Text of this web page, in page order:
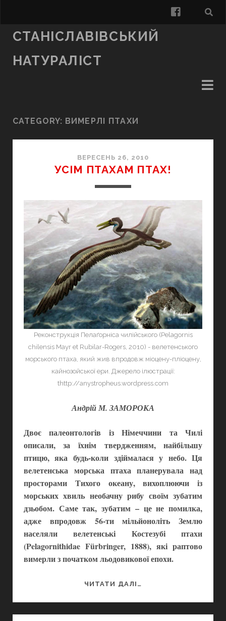
facebook
СТАНІСЛАВІВСЬКИЙ
НАТУРАЛІСТ
CATEGORY: ВИМЕРЛІ ПТАХИ
ВЕРЕСЕНЬ 26, 2010
УСІМ ПТАХАМ ПТАХ!
Реконструкція Пелаґорніса чилійського (Pelagornis
chilensis Mayr et Rubilar-Rogers, 2010) - велетенського
морського птаха, який жив впродовж міоцену-пліоцену,
кайнозойської ери. Джерело ілюстрації:
thttp://anystropheus.wordpress.com
Андрій М. ЗАМОРОКА
Двоє палеонтологів із Німеччини та Чилі
описали, за їхнім твердженням, найбільшу
птицю, яка будь-коли здіймалася у небо. Ця
велетенська морська птаха планерувала над
просторами Тихого океану, вихоплюючи із
морських хвиль необачну рибу своїм зубатим
дзьобом. Саме так, зубатим – це не помилка,
адже впродовж 56-ти мільйоноліть Землю
населяли велетенські Костезубі птахи
(Pelagornithidae Fürbringer, 1888), які раптово
вимерли з початком льодовикової епохи.
ЧИТАТИ ДАЛІ…